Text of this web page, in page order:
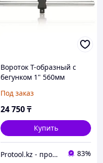
Вороток T-образный c
бегунком 1" 560мм
(CTCK3222)
Под заказ
24 750₸
Купить
Protool.kz - продажа электроинструмента, ручные строительные и садовые инструменты 83%